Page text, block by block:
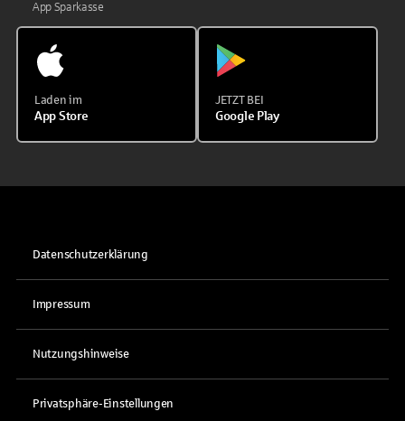
App Sparkasse
Laden im
App Store
JETZT BEI
Google Play
Datenschutzerklärung
Impressum
Nutzungshinweise
Privatsphäre-Einstellungen